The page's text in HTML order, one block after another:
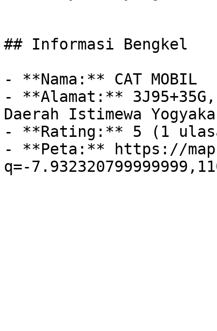
## Informasi Bengkel
- **Nama:** CAT MOBIL
- **Alamat:**
Daerah Istimewa
- **Rating:** 5 (1
- **Peta:** https://